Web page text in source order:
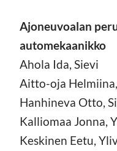
Ajoneuvoalan
automekaanikko
Ahola Ida, Sievi
Aitto-oja
Hanhineva Otto,
Kalliomaa Jonna,
Keskinen Eetu,